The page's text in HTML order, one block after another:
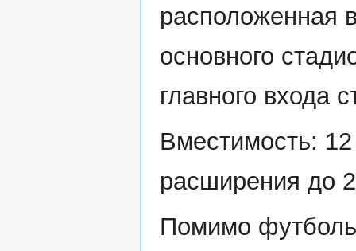
расположенная
основного
главного входа
Вместимость:
расширения до
Помимо